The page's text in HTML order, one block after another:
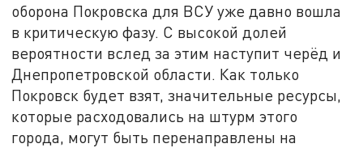
оборона Покровска для ВСУ уже давно вошла
в критическую фазу. С высокой долей
вероятности вслед за этим наступит черёд и
Днепропетровской области. Как только
Покровск будет взят, значительные ресурсы,
которые расходовались на штурм этого
города, могут быть перенаправлены на